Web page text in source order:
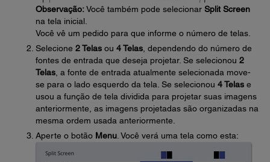
Observação:Você também pode selecionar Split Screen
na tela inicial.
Você vê um pedido para que informe o número de telas.
Selecione 2 Telas ou 4 Telas , dependendo do número de
fontes de entrada que deseja projetar. Se selecionou 2
Telas , a fonte de entrada atualmente selecionada move-
se para o lado esquerdo da tela. Se selecionou 4 Telas e
usou a função de tela dividida para projetar suas imagens
anteriormente, as imagens projetadas são organizadas na
mesma ordem usada anteriormente.
Aperte o botão Menu . Você verá uma tela como esta: